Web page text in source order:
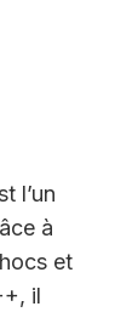
l’un
à
et
il